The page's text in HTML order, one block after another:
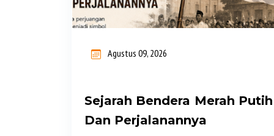
i
Agustus 09, 2026
Sejarah Bendera Merah Putih
Dan Perjalanannya